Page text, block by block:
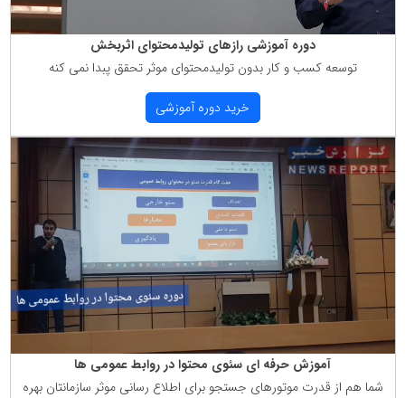
دوره آموزشی رازهای تولیدمحتوای اثربخش
توسعه كسب و كار بدون تولیدمحتوای موثر تحقق پبدا نمی كنه
خرید دوره آموزشی
آموزش حرفه ای سئوی محتوا در روابط عمومی ها
شما هم از قدرت موتورهای جستجو برای اطلاع رسانی موثر سازمانتان بهره